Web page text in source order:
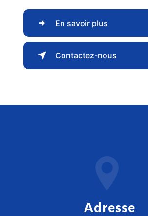
En savoir plus
Contactez-nous
Adresse